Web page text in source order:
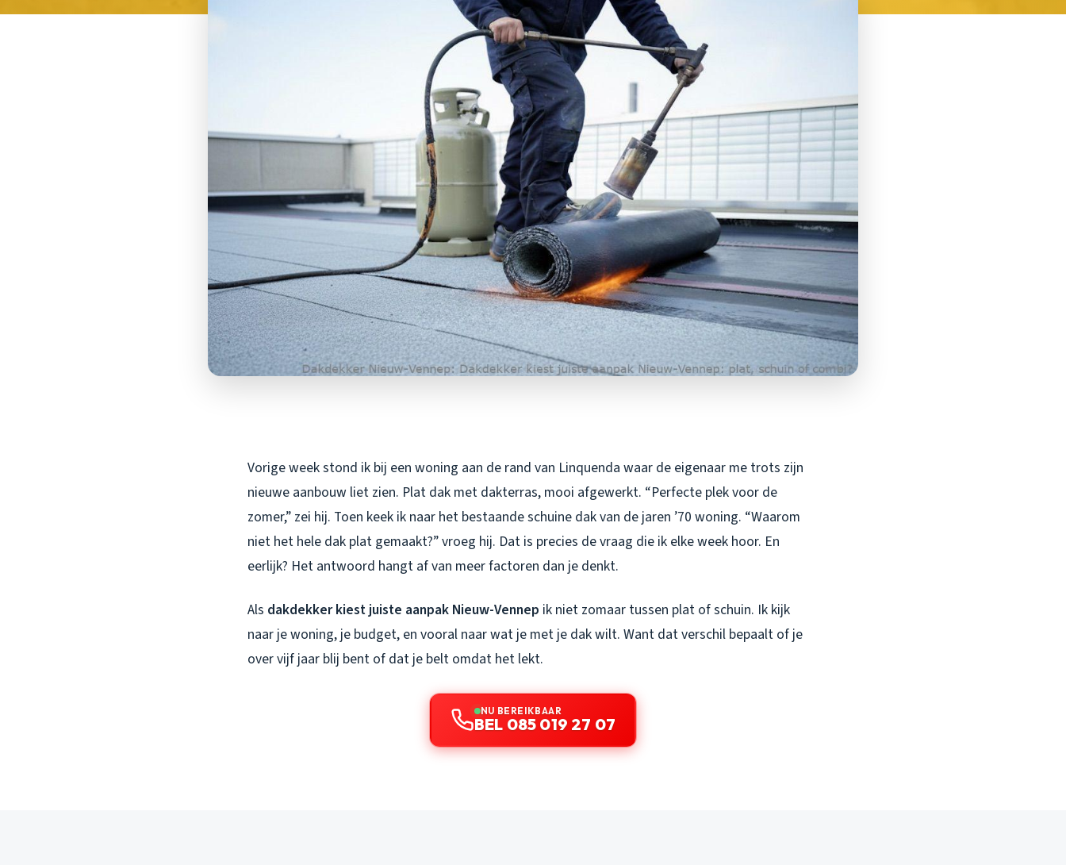
Vorige week stond ik bij een woning aan de rand van Linquenda waar de eigenaar me trots zijn
nieuwe aanbouw liet zien. Plat dak met dakterras, mooi afgewerkt. “Perfecte plek voor de
zomer,” zei hij. Toen keek ik naar het bestaande schuine dak van de jaren ’70 woning. “Waarom
niet het hele dak plat gemaakt?” vroeg hij. Dat is precies de vraag die ik elke week hoor. En
eerlijk? Het antwoord hangt af van meer factoren dan je denkt.
Als dakdekker kiest juiste aanpak Nieuw-Vennep ik niet zomaar tussen plat of schuin. Ik kijk
naar je woning, je budget, en vooral naar wat je met je dak wilt. Want dat verschil bepaalt of je
over vijf jaar blij bent of dat je belt omdat het lekt.
NU BEREIKBAAR
BEL 085 019 27 07